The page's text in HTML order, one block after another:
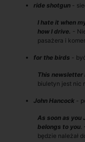
ride shotgun -
I hate it when
how I drive. -
pasażera i
for the birds -
This
biuletyn jest nic
John Hancock -
As soon as you
belongs to you.
będzie należał